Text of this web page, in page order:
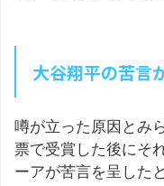
大谷翔平の苦言
噂が立った原因とみ
票で受賞した後にそ
ーアが苦言を呈した